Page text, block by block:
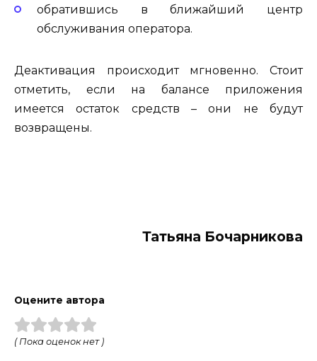
обратившись в ближайший центр
обслуживания оператора.
Деактивация происходит мгновенно. Стоит
отметить, если на балансе приложения
имеется остаток средств – они не будут
возвращены.
Тать­яна Бо­чар­ни­кова
Оцените автора
( Пока оценок нет )